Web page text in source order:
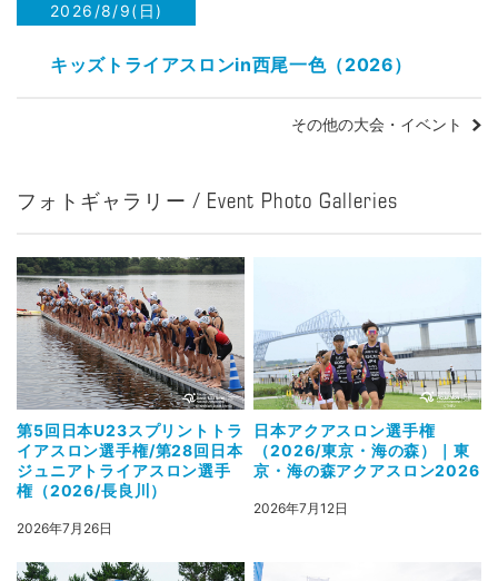
2026/8/9(日)
キッズトライアスロンin西尾一色（2026）
その他の大会・イベント
フォトギャラリー / Event Photo Galleries
第5回日本U23スプリントトラ
イアスロン選手権/第28回日本
ジュニアトライアスロン選手
権（2026/長良川）
2026年7月26日
日本アクアスロン選手権
（2026/東京・海の森）｜東
京・海の森アクアスロン2026
2026年7月12日